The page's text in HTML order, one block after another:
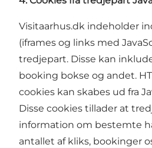
Visitaarhus.dk indeholder
(iframes og links med
tredjepart. Disse kan
booking bokse og andet.
cookies kan skabes ud fra
Disse cookies tillader at
information om bestemte
antallet af kliks, bookinger